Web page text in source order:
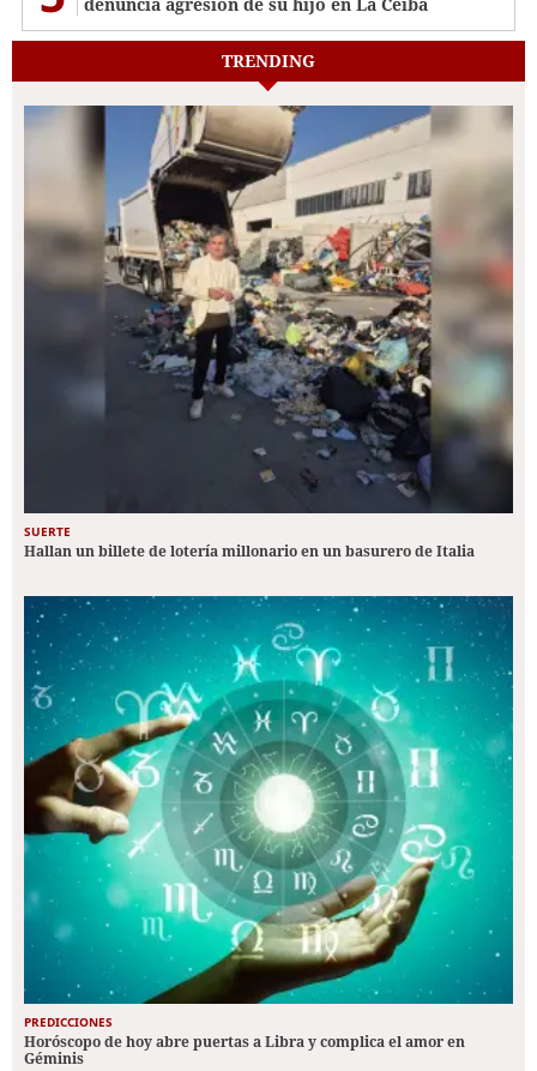
TRENDING
SUERTE
Hallan un billete de lotería millonario en un basurero de Italia
PREDICCIONES
Horóscopo de hoy abre puertas a Libra y complica el amor en
Géminis